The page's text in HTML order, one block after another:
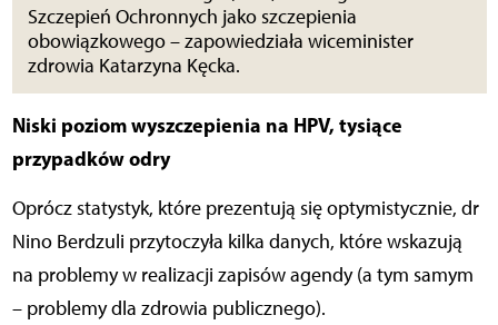
Szczepień Ochronnych jako szczepienia
obowiązkowego – zapowiedziała wiceminister
zdrowia Katarzyna Kęcka.
Niski poziom wyszczepienia na HPV, tysiące
przypadków odry
Oprócz statystyk, które prezentują się optymistycznie, dr
Nino Berdzuli przytoczyła kilka danych, które wskazują
na problemy w realizacji zapisów agendy (a tym samym
– problemy dla zdrowia publicznego).